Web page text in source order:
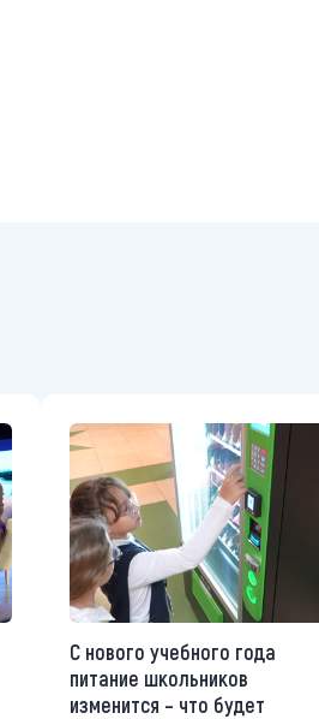
С нового учебного года
питание школьников
изменится – что будет